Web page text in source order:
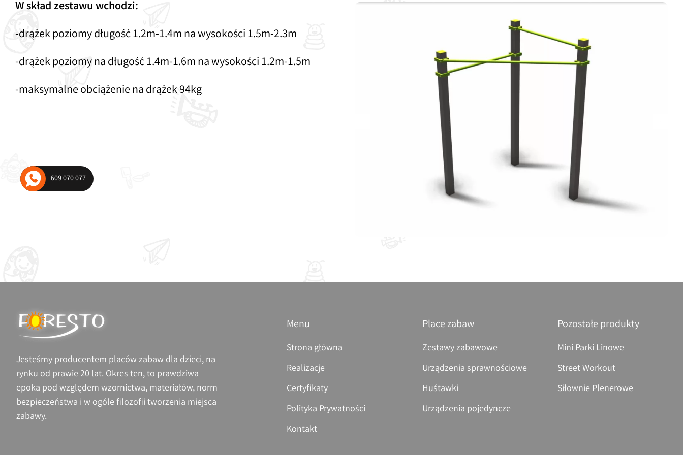
wagowe i wahadłowe
W skład zestawu wchodzi:
-drążek poziomy długość 1.2m-1.4m na wysokości 1.5m-2.3m
-drążek poziomy na długość 1.4m-1.6m na wysokości 1.2m-1.5m
-maksymalne obciążenie na drążek 94kg
Jesteśmy producentem placów zabaw dla dzieci, na
rynku od prawie 20 lat. Okres ten, to prawdziwa
epoka pod względem wzornictwa, materiałów, norm
bezpieczeństwa i w ogóle filozofii tworzenia miejsca
zabawy.
Menu
Strona główna
Realizacje
Certyfikaty
Polityka Prywatności
Kontakt
Place zabaw
Zestawy zabawowe
Urządzenia sprawnościowe
Huśtawki
Urządzenia pojedyncze
Pozostałe produkty
Mini Parki Linowe
Street Workout
Siłownie Plenerowe
609 070 077